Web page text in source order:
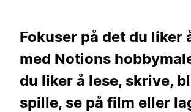
Fokuser på det du liker
med Notions
du liker å lese, skrive,
spille, se på film eller